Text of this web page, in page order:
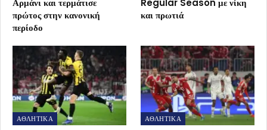
Αρμάνι και τερμάτισε
πρώτος στην κανονική
περίοδο
Regular Season με νίκη
και πρωτιά
ΑΘΛΗΤΙΚΑ ΑΘΛΗΤΙΚΑ